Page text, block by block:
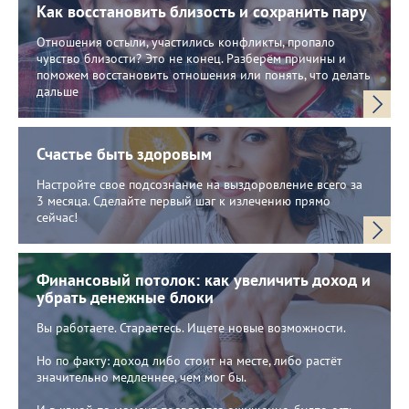
Как восстановить близость и сохранить пару
Отношения остыли, участились конфликты, пропало
чувство близости? Это не конец. Разберём причины и
поможем восстановить отношения или понять, что делать
дальше
Счастье быть здоровым
Настройте свое подсознание на выздоровление всего за
3 месяца. Сделайте первый шаг к излечению прямо
сейчас!
Финансовый потолок: как увеличить доход и
убрать денежные блоки
Вы работаете. Стараетесь. Ищете новые возможности.
Но по факту: доход либо стоит на месте, либо растёт
значительно медленнее, чем мог бы.